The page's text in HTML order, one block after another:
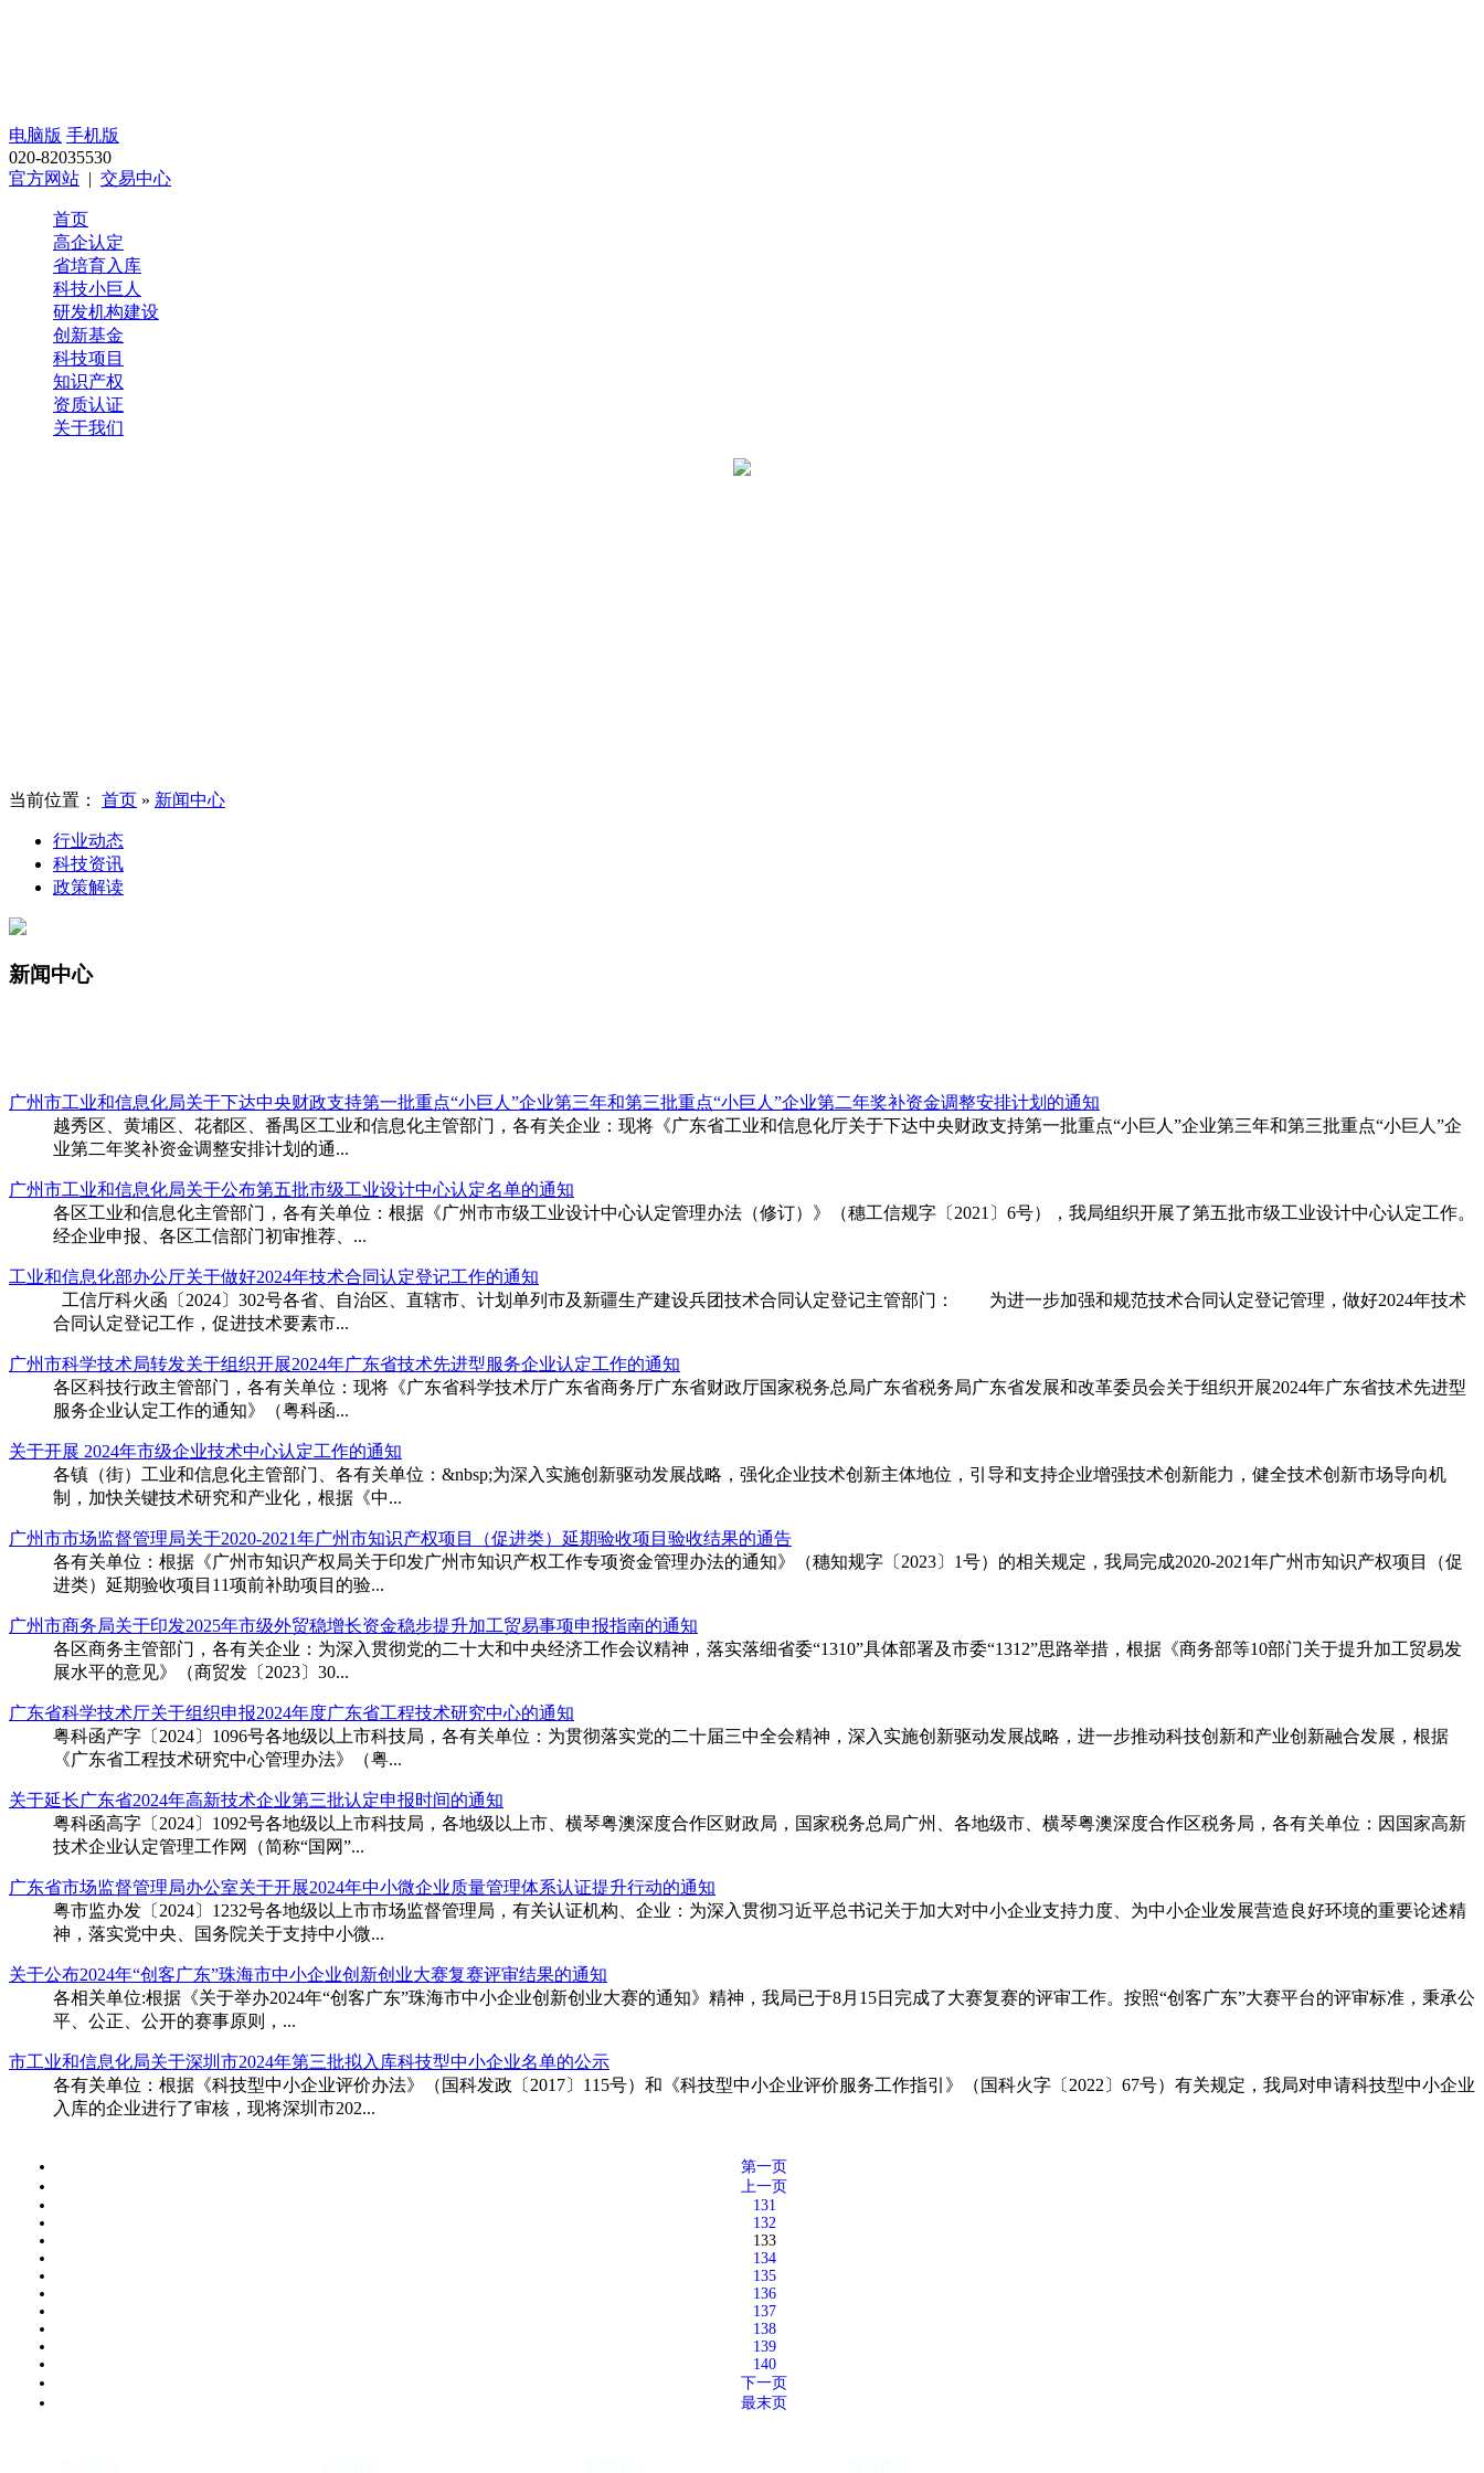
电脑版 手机版
020-82035530
官方网站 | 交易中心
首页
高企认定
省培育入库
科技小巨人
研发机构建设
创新基金
科技项目
知识产权
资质认证
关于我们
当前位置： 首页 » 新闻中心
行业动态
科技资讯
政策解读
新闻中心
广州市工业和信息化局关于下达中央财政支持第一批重点“小巨人”企业第三年和第三批重点“小巨人”企业第二年奖补资金调整安排计划的通知
​越秀区、黄埔区、花都区、番禺区工业和信息化主管部门，各有关企业：现将《广东省工业和信息化厅关于下达中央财政支持第一批重点“小巨人”企业第三年和第三批重点“小巨人”企
业第二年奖补资金调整安排计划的通...
广州市工业和信息化局关于公布第五批市级工业设计中心认定名单的通知
​各区工业和信息化主管部门，各有关单位：根据《广州市市级工业设计中心认定管理办法（修订）》（穗工信规字〔2021〕6号），我局组织开展了第五批市级工业设计中心认定工作。
经企业申报、各区工信部门初审推荐、...
工业和信息化部办公厅关于做好2024年技术合同认定登记工作的通知
​ 工信厅科火函〔2024〕302号各省、自治区、直辖市、计划单列市及新疆生产建设兵团技术合同认定登记主管部门： 为进一步加强和规范技术合同认定登记管理，做好2024年技术
合同认定登记工作，促进技术要素市...
广州市科学技术局转发关于组织开展2024年广东省技术先进型服务企业认定工作的通知
​各区科技行政主管部门，各有关单位：现将《广东省科学技术厅广东省商务厅广东省财政厅国家税务总局广东省税务局广东省发展和改革委员会关于组织开展2024年广东省技术先进型
服务企业认定工作的通知》（粤科函...
关于开展 2024年市级企业技术中心认定工作的通知
​各镇（街）工业和信息化主管部门、各有关单位：&nbsp;为深入实施创新驱动发展战略，强化企业技术创新主体地位，引导和支持企业增强技术创新能力，健全技术创新市场导向机
制，加快关键技术研究和产业化，根据《中...
广州市市场监督管理局关于2020-2021年广州市知识产权项目（促进类）延期验收项目验收结果的通告
​各有关单位：根据《广州市知识产权局关于印发广州市知识产权工作专项资金管理办法的通知》（穗知规字〔2023〕1号）的相关规定，我局完成2020-2021年广州市知识产权项目（促
进类）延期验收项目11项前补助项目的验...
广州市商务局关于印发2025年市级外贸稳增长资金稳步提升加工贸易事项申报指南的通知
​各区商务主管部门，各有关企业：为深入贯彻党的二十大和中央经济工作会议精神，落实落细省委“1310”具体部署及市委“1312”思路举措，根据《商务部等10部门关于提升加工贸易发
展水平的意见》（商贸发〔2023〕30...
广东省科学技术厅关于组织申报2024年度广东省工程技术研究中心的通知
​粤科函产字〔2024〕1096号各地级以上市科技局，各有关单位：为贯彻落实党的二十届三中全会精神，深入实施创新驱动发展战略，进一步推动科技创新和产业创新融合发展，根据
《广东省工程技术研究中心管理办法》（粤...
关于延长广东省2024年高新技术企业第三批认定申报时间的通知
​粤科函高字〔2024〕1092号各地级以上市科技局，各地级以上市、横琴粤澳深度合作区财政局，国家税务总局广州、各地级市、横琴粤澳深度合作区税务局，各有关单位：因国家高新
技术企业认定管理工作网（简称“国网”...
广东省市场监督管理局办公室关于开展2024年中小微企业质量管理体系认证提升行动的通知
​粤市监办发〔2024〕1232号各地级以上市市场监督管理局，有关认证机构、企业：为深入贯彻习近平总书记关于加大对中小企业支持力度、为中小企业发展营造良好环境的重要论述精
神，落实党中央、国务院关于支持中小微...
关于公布2024年“创客广东”珠海市中小企业创新创业大赛复赛评审结果的通知
​各相关单位:根据《关于举办2024年“创客广东”珠海市中小企业创新创业大赛的通知》精神，我局已于8月15日完成了大赛复赛的评审工作。按照“创客广东”大赛平台的评审标准，秉承公
平、公正、公开的赛事原则，...
市工业和信息化局关于深圳市2024年第三批拟入库科技型中小企业名单的公示
​各有关单位：根据《科技型中小企业评价办法》（国科发政〔2017〕115号）和《科技型中小企业评价服务工作指引》（国科火字〔2022〕67号）有关规定，我局对申请科技型中小企业
入库的企业进行了审核，现将深圳市202...
第一页
上一页
131
132
133
134
135
136
137
138
139
140
下一页
最末页